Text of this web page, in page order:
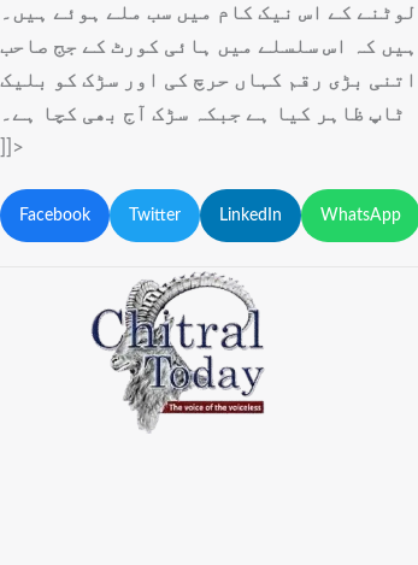
لوٹنے کے اس نیک کام میں سب ملے ہوئے ہیں۔
کہ اس سلسلے میں ہائی کورٹ کے جج صاحب
بڑی رقم کہاں حرچ کی اور سڑک کو بلیک
ٹاپ ظاہر کیا ہے جبکہ سڑک آج بھی کچا ہے۔
]]>
Facebook Twitter LinkedIn WhatsApp